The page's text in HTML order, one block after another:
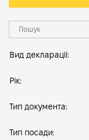
Вид декларації:
Рік:
Тип документа:
Тип посади: